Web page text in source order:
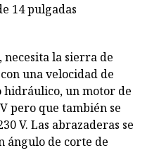
14 pulgadas
la sierra de
una velocidad de
un motor de
pero que también se
V. Las abrazaderas se
ángulo de corte de